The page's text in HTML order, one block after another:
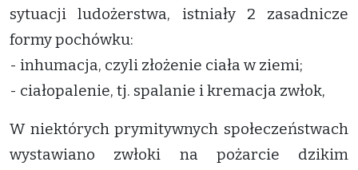
sytuacji ludożerstwa, istniały 2 zasadnicze
formy pochówku:
- inhumacja, czyli złożenie ciała w ziemi;
- ciałopalenie, tj. spalanie i kremacja zwłok,
W niektórych prymitywnych społeczeństwach
wystawiano zwłoki na pożarcie dzikim